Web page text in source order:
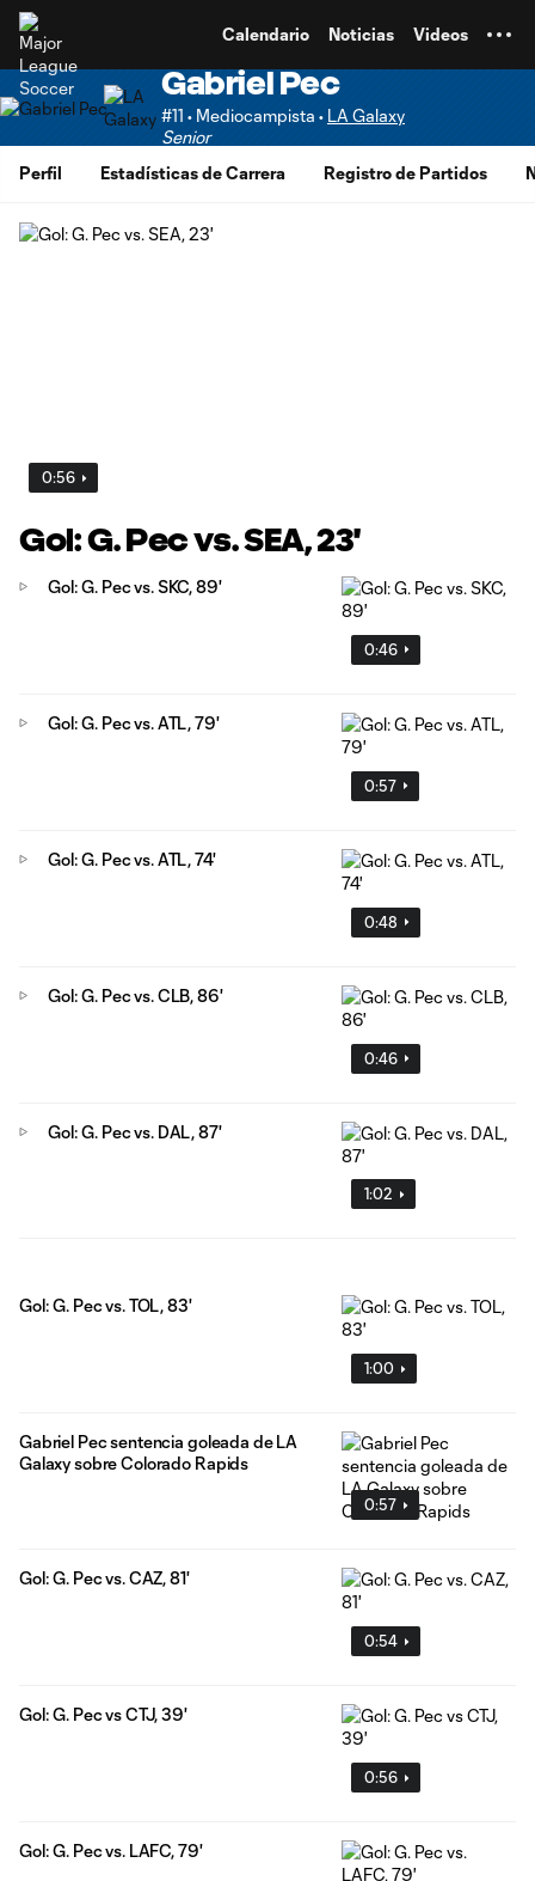
Calendario Noticias Videos
Gabriel Pec
#11 • Mediocampista • LA Galaxy
Senior
Perfil
Estadísticas de Carrera Registro de Partidos
0:56
Gol: G. Pec vs. SEA, 23'
0:46
Gol: G. Pec vs. SKC, 89'
0:57
Gol: G. Pec vs. ATL, 79'
0:48
Gol: G. Pec vs. ATL, 74'
0:46
Gol: G. Pec vs. CLB, 86'
1:02
Gol: G. Pec vs. DAL, 87'
1:00
Gol: G. Pec vs. TOL, 83'
0:57
Gabriel Pec sentencia goleada de LA
Galaxy sobre Colorado Rapids
0:54
Gol: G. Pec vs. CAZ, 81'
0:56
Gol: G. Pec vs CTJ, 39'
Gol: G. Pec vs. LAFC, 79'